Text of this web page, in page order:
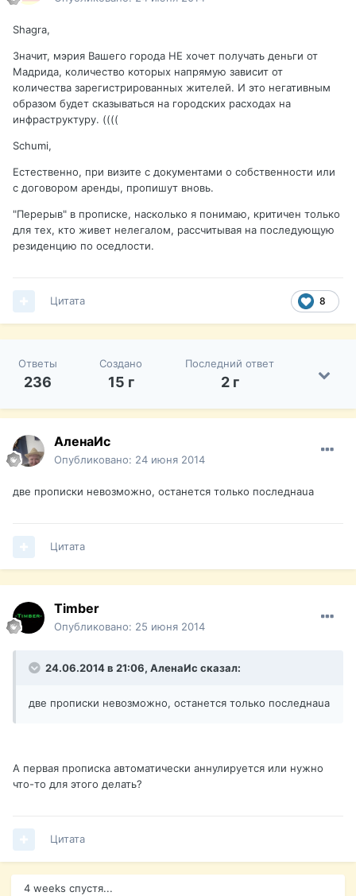
Shagra,
Значит, мэрия Вашего города НЕ хочет получать деньги от
Мадрида, количество которых напрямую зависит от
количества зарегистрированных жителей. И это негативным
образом будет сказываться на городских расходах на
инфраструктуру. ((((
Schumi,
Естественно, при визите с документами о собственности или
с договором аренды, пропишут вновь.
"Перерыв" в прописке, насколько я понимаю, критичен только
для тех, кто живет нелегалом, рассчитывая на последующую
резиденцию по оседлости.
8
Цитата
Ответы
236
Создано
15 г
Последний ответ
2 г
АленаИс
Опубликовано: 24 июня 2014
две прописки невозможно, останется только последнaua
Цитата
Timber
Опубликовано: 25 июня 2014
24.06.2014 в 21:06, АленаИс сказал:
две прописки невозможно, останется только последнaua
А первая прописка автоматически аннулируется или нужно
что-то для этого делать?
Цитата
4 weeks спустя...